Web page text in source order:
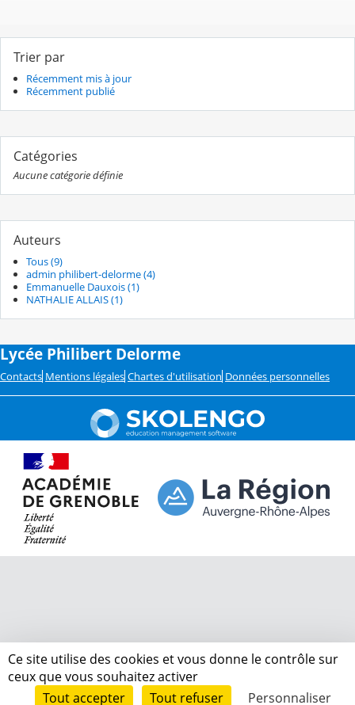
Trier par
Récemment mis à jour
Récemment publié
Catégories
Aucune catégorie définie
Auteurs
Tous (9)
admin philibert-delorme (4)
Emmanuelle Dauxois (1)
NATHALIE ALLAIS (1)
Lycée Philibert Delorme
Contacts Mentions légales Chartes d'utilisation Données personnelles
Ce site utilise des cookies et vous donne le contrôle sur
ceux que vous souhaitez activer
Tout accepter
Tout refuser Personnaliser